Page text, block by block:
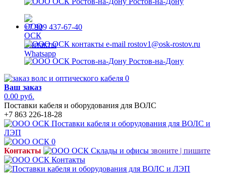
+7 909 437-67-40
rostov1@osk-rostov.ru
Ростов-на-Дону
0
Ваш заказ
0.00 руб.
Поставки кабеля и оборудования для ВОЛС
+7 863 226-18-28
0
Контакты
звоните | пишите